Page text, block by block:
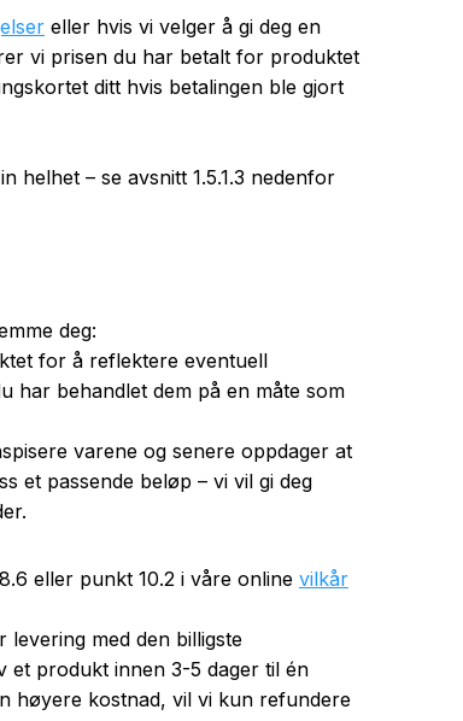
eller hvis vi velger å gi deg en
vi prisen du har betalt for produktet
ditt hvis betalingen ble gjort
helhet – se avsnitt 1.5.1.3 nedenfor
deg:
for å reflektere eventuell
har behandlet dem på en måte som
varene og senere oppdager at
et passende beløp – vi vil gi deg
eller punkt 10.2 i våre online vilkår
med den billigste
et produkt innen 3-5 dager til én
høyere kostnad, vil vi kun refundere